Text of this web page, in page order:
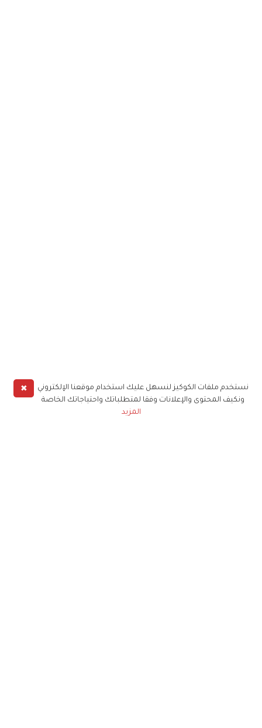
✖
نستخدم ملفات الكوكيز لنسهل عليك استخدام موقعنا الإلكتروني
ونكيف المحتوى والإعلانات وفقا لمتطلباتك واحتياجاتك الخاصة
المزيد